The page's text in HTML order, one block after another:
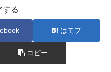
する
はてブ
コピー